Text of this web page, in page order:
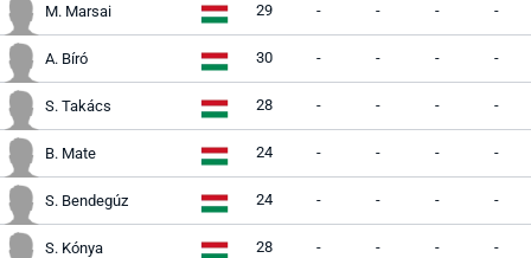
M. Marsai 29 - - - -
A. Bíró 30 - - - -
S. Takács 28 - - - -
B. Mate 24 - - - -
S. Bendegúz 24 - - - -
S. Kónya 28 - - - -